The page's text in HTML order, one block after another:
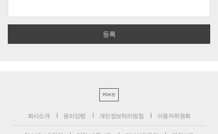
PC버전
회사소개 윤리강령 개인정보처리방침 이용자위원회